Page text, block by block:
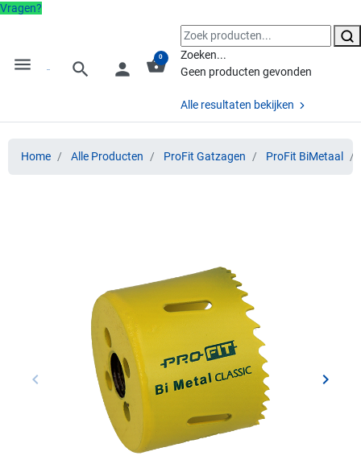
Vragen?
menu search person shopping_basket
0
Zoeken...
Geen producten gevonden
Alle resultaten bekijken
Home Alle Producten ProFit Gatzagen ProFit BiMetaal
Vorige
keyboard_arrow_left keyboard_arrow_right